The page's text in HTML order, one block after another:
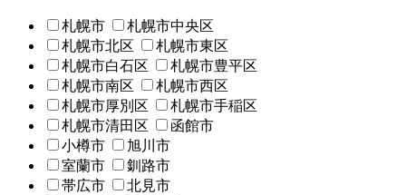
札幌市
札幌市中央区
札幌市北区
札幌市東区
札幌市白石区
札幌市豊平区
札幌市南区
札幌市西区
札幌市厚別区
札幌市手稲区
札幌市清田区
函館市
小樽市
旭川市
室蘭市
釧路市
帯広市
北見市